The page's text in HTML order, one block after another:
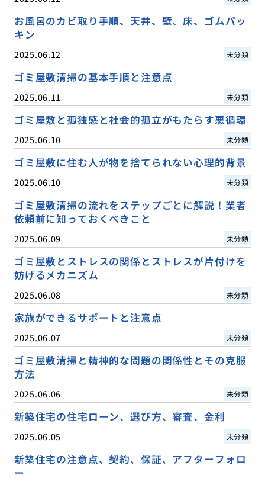
お風呂のカビ取り手順、天井、壁、床、ゴムパッ
キン
2025.06.12 未分類
ゴミ屋敷清掃の基本手順と注意点
2025.06.11 未分類
ゴミ屋敷と孤独感と社会的孤立がもたらす悪循環
2025.06.10 未分類
ゴミ屋敷に住む人が物を捨てられない心理的背景
2025.06.10 未分類
ゴミ屋敷清掃の流れをステップごとに解説！業者
依頼前に知っておくべきこと
2025.06.09 未分類
ゴミ屋敷とストレスの関係とストレスが片付けを
妨げるメカニズム
2025.06.08 未分類
家族ができるサポートと注意点
2025.06.07 未分類
ゴミ屋敷清掃と精神的な問題の関係性とその克服
方法
2025.06.06 未分類
新築住宅の住宅ローン、選び方、審査、金利
2025.06.05 未分類
新築住宅の注意点、契約、保証、アフターフォロ
ー